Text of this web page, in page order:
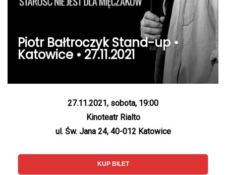
Piotr Bałtroczyk Stand-up •
Katowice • 27.11.2021
27.11.2021, sobota, 19:00
Kinoteatr Rialto
ul. Św. Jana 24, 40-012 Katowice
KUP BILET